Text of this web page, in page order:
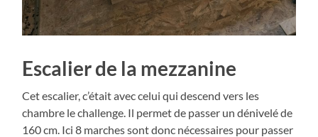
Escalier de la mezzanine
Cet escalier, c’était avec celui qui descend vers les
chambre le challenge. Il permet de passer un dénivelé de
160 cm. Ici 8 marches sont donc nécessaires pour passer